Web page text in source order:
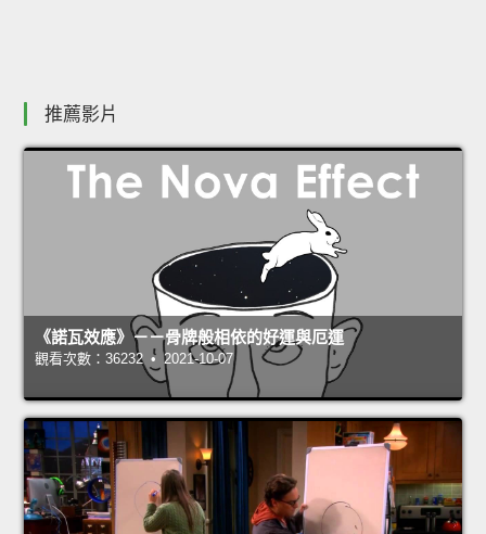
推薦影片
《諾瓦效應》－－骨牌般相依的好運與厄運
觀看次數：36232 • 2021-10-07